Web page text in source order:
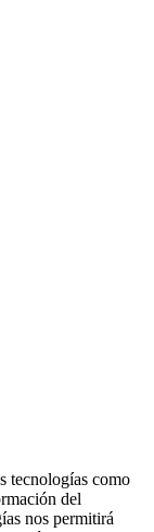
tecnologías como
del
nos permitirá